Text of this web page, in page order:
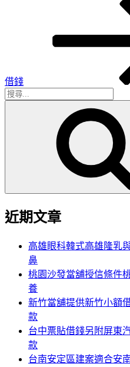
借錢
搜
近期文章
高雄眼科韓式高雄隆乳
鼻
桃園沙發當舖授信條件
養
新竹當舖提供新竹小額
款
台中票貼借錢另附屏東
款
台南安定區建案適合安